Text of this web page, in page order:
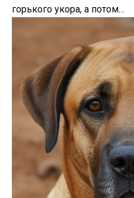
горького укора, а потом…